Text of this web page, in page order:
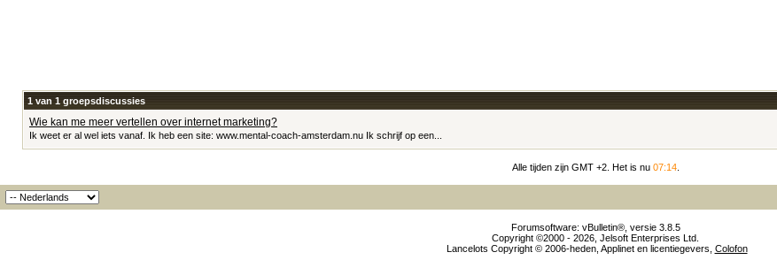
1 van 1 groepsdiscussies
Wie kan me meer vertellen over internet marketing?
Ik weet er al wel iets vanaf. Ik heb een site: www.mental-coach-amsterdam.nu Ik schrijf op een...
Alle tijden zijn GMT +2. Het is nu 07:14.
Forumsoftware: vBulletin®, versie 3.8.5
Copyright ©2000 - 2026, Jelsoft Enterprises Ltd.
Lancelots Copyright © 2006-heden, Applinet en licentiegevers, Colofon